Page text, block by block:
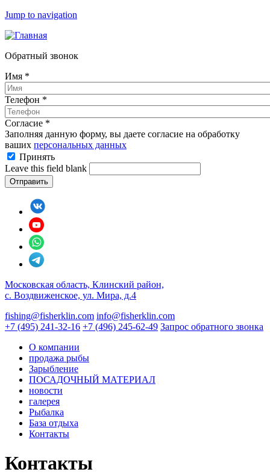
Jump to navigation
Обратный звонок
Имя *
Телефон *
Согласие *
Заполняя данную форму, вы даете согласие на обработку
ваших персональных данных
Принять
Leave this field blank
Московская область, Клинский район,
с. Воздвиженское, ул. Мира, д.4
fishing@fisherklin.com info@fisherklin.com
+7 (495) 241-32-16 +7 (496) 245-62-49 Запрос обратного звонка
О компании
продажа рыбы
Зарыбление
ПОСАДОЧНЫЙ МАТЕРИАЛ
новости
галерея
Рыбалка
База отдыха
Контакты
Контакты